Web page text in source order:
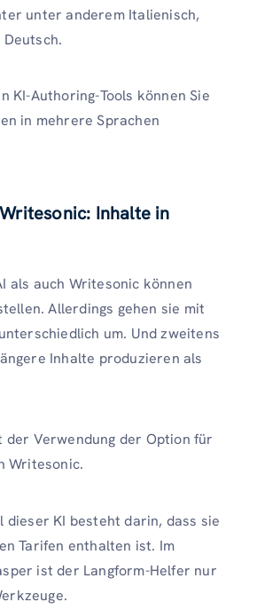
unter anderem Italienisch,
KI-Authoring-Tools können Sie
in mehrere Sprachen
Inhalte in
als auch Writesonic können
Allerdings gehen sie mit
um. Und zweitens
Inhalte produzieren als
der Verwendung der Option für
Writesonic.
dieser KI besteht darin, dass sie
Tarifen enthalten ist. Im
ist der Langform-Helfer nur